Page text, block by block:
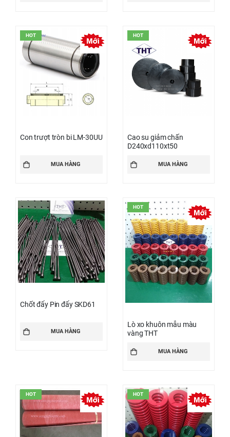
HOT
Con trượt tròn bi LM-30UU
MUA HÀNG
HOT
Cao su giảm chấn
D240xd110xt50
MUA HÀNG
Chốt đẩy Pin đẩy SKD61
MUA HÀNG
HOT
Lò xo khuôn mẫu màu
vàng THT
MUA HÀNG
HOT HOT